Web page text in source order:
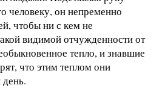
человеку, он непременно
чтобы ни с кем не
видимой отчужденности от
тепло, и знавшие
что этим теплом они